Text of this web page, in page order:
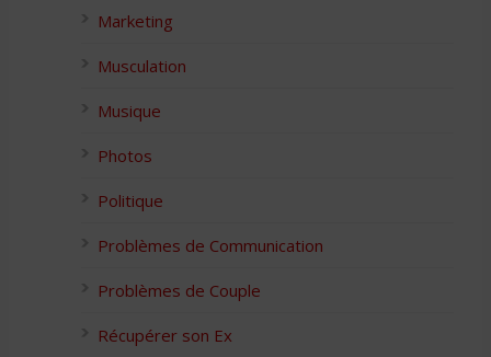
Marketing
Musculation
Musique
Photos
Politique
Problèmes de Communication
Problèmes de Couple
Récupérer son Ex